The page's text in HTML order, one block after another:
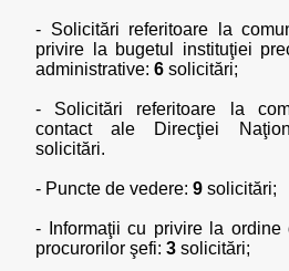
- Solicitări referitoare la
privire la bugetul instituţiei
administrative: 6 solicitări;
- Solicitări referitoare la
contact ale Direcţiei
solicitări.
- Puncte de vedere: 9 solicitări;
- Informaţii cu privire la ordine
procurorilor şefi: 3 solicitări;